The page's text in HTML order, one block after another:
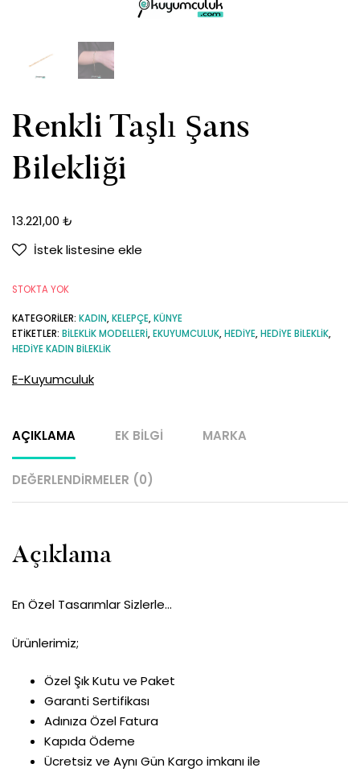
Renkli Taşlı Şans
Bilekliği
13.221,00 ₺
İstek listesine ekle
STOKTA YOK
KATEGORILER: KADIN,KELEPÇE,KÜNYE
ETIKETLER: BILEKLIK MODELLERI,EKUYUMCULUK,HEDIYE,HEDIYE BILEKLIK,
HEDIYE KADIN BILEKLIK
E-Kuyumculuk
AÇIKLAMA EK BILGI MARKA
DEĞERLENDIRMELER (0)
Açıklama
En Özel Tasarımlar Sizlerle…
Ürünlerimiz;
Özel Şık Kutu ve Paket
Garanti Sertifikası
Adınıza Özel Fatura
Kapıda Ödeme
Ücretsiz ve Aynı Gün Kargo imkanı ile